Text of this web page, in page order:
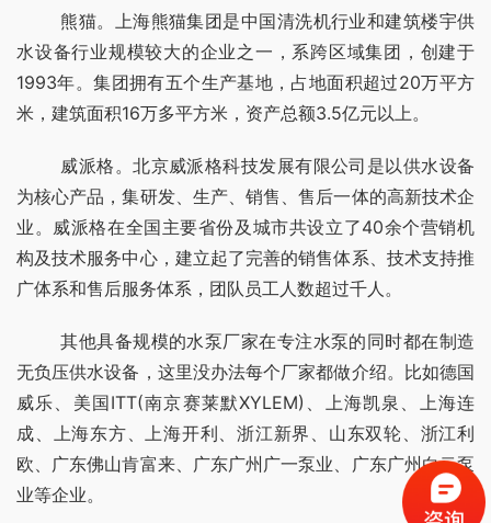
水设备行业规模较大的企业之一，系跨区域集团，创建于
1993年。集团拥有五个生产基地，占地面积超过20万平方
米，建筑面积16万多平方米，资产总额3.5亿元以上。
为核心产品，集研发、生产、销售、售后一体的高新技术企
业。威派格在全国主要省份及城市共设立了40余个营销机
构及技术服务中心，建立起了完善的销售体系、技术支持推
广体系和售后服务体系，团队员工人数超过千人。
	其他具备规模的水泵厂家在专注水泵的同时都在制造
无负压供水设备，这里没办法每个厂家都做介绍。比如德国
威乐、美国ITT(南京赛莱默XYLEM)、上海凯泉、上海连
成、上海东方、上海开利、浙江新界、山东双轮、浙江利
欧、广东佛山肯富来、广东广州广一泵业、广东广州白云泵
业等企业。